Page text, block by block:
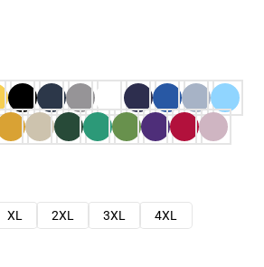
XL 2XL 3XL
4XL